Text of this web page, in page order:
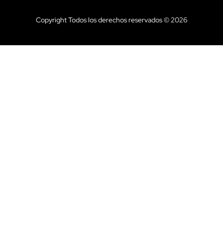
Copyright Todos los derechos reservados © 2026